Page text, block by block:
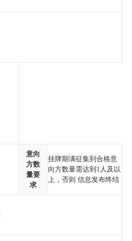
意向
方数
量要
求
挂牌期满征集到合格意
向方数量需达到1人及以
上，否则 信息发布终结